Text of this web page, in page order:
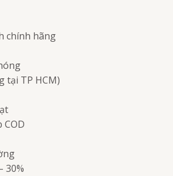
chính hãng
tại TP HCM)
COD
30%